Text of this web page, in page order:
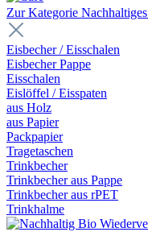
Zur Kategorie Nachhaltiges
Eisbecher / Eisschalen
Eisbecher Pappe
Eisschalen
Eislöffel / Eisspaten
aus Holz
aus Papier
Packpapier
Tragetaschen
Trinkbecher
Trinkbecher aus Pappe
Trinkbecher aus rPET
Trinkhalme